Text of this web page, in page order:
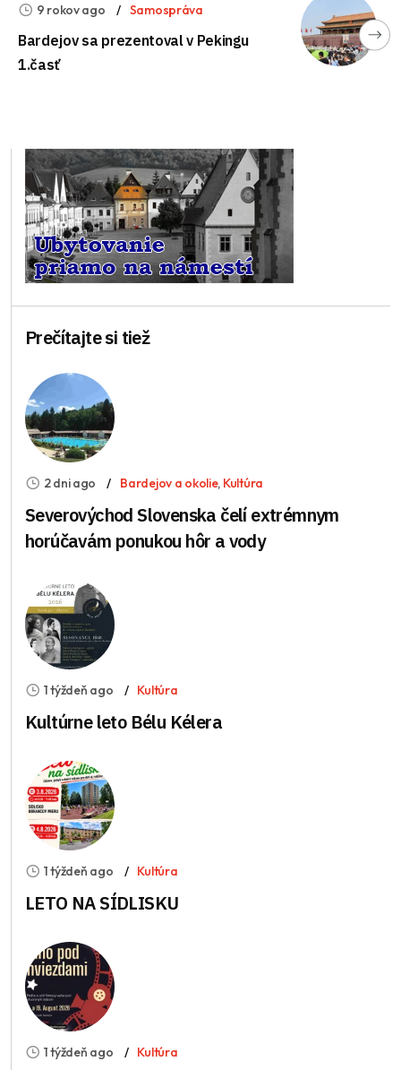
9 rokov ago Samospráva
Bardejov sa prezentoval v Pekingu
1.časť
Prečítajte si tiež
2 dni ago Bardejov a okolie, Kultúra
Severovýchod Slovenska čelí extrémnym
horúčavám ponukou hôr a vody
1 týždeň ago Kultúra
Kultúrne leto Bélu Kélera
1 týždeň ago Kultúra
LETO NA SÍDLISKU
1 týždeň ago Kultúra